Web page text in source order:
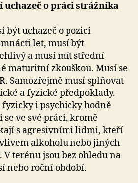
uchazeč o práci strážníka
být uchazeč o pozici
let, musí být
a musí mít střední
maturitní zkouškou. Musí se
Samozřejmě musí splňovat
a fyzické předpoklady.
fyzicky i psychicky hodně
ve své práci, kromě
s agresivními lidmi, kteří
alkoholu nebo jiných
terénu jsou bez ohledu na
nebo roční období.